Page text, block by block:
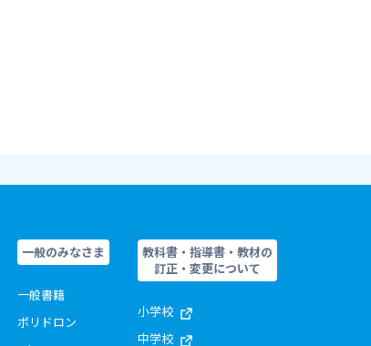
一般のみなさま
一般書籍
ポリドロン
教科書・指導書・教材の
訂正・変更について
小学校
中学校